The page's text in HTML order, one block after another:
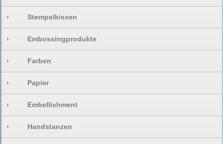
› Stempelkissen
› Embossingprodukte
› Farben
› Papier
› Embellishment
› Handstanzen